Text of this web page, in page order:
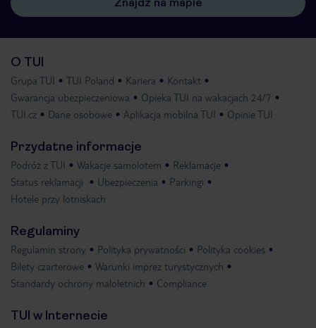
O TUI
Grupa TUI TUI Poland Kariera
Kontakt
Gwarancja ubezpieczeniowa
Opieka TUI na wakacjach 24/7
TUI.cz
Dane osobowe Aplikacja mobilna TUI Opinie TUI
Przydatne informacje
Podróż z TUI Wakacje samolotem
Reklamacje
Status reklamacji
Ubezpieczenia
Parkingi
Hotele przy lotniskach
Regulaminy
Regulamin strony Polityka prywatności
Polityka cookies
Bilety czarterowe
Warunki imprez turystycznych
Standardy ochrony małoletnich
Compliance
TUI w Internecie